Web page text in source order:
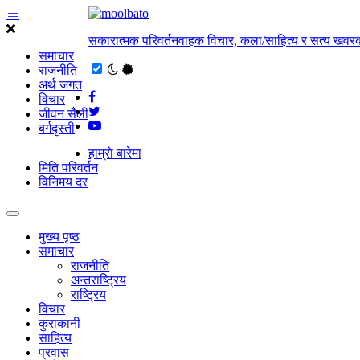
समाचार
राजनीति
अर्थ जगत
विचार
जीवन सैली
बर्गदृस्ती
सकारात्मक परिवर्तनवाहक विचार, कला/साहित्य र सत्य
हाम्राे बारेमा
मिति परिवर्तन
विनिमय दर
मुख्य पृष्ठ
समाचार
राजनीति
अन्तराष्ट्रिय
राष्ट्रिय
विचार
कुराकानी
साहित्य
प्रवास